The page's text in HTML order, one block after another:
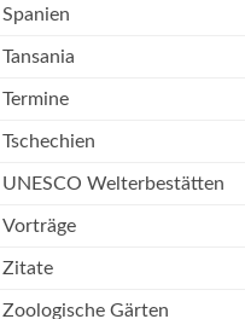
Spanien
Tansania
Termine
Tschechien
UNESCO Welterbestätten
Vorträge
Zitate
Zoologische Gärten